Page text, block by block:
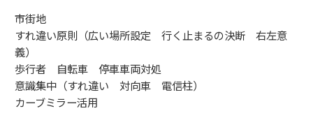
市街地
すれ違い原則（広い場所設定 行く止まるの決断 右左意
義）
歩行者 自転車 停車車両対処
意識集中（すれ違い 対向車 電信柱）
カーブミラー活用